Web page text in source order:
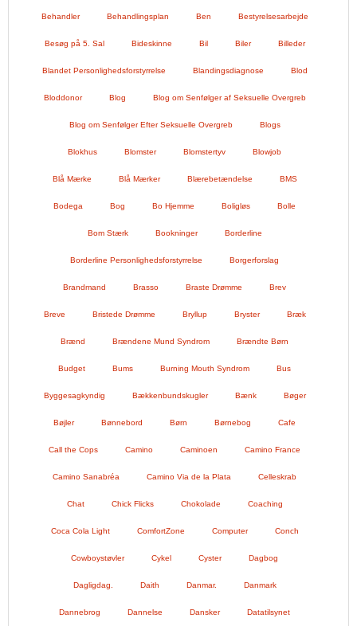
Behandler Behandlingsplan Ben Bestyrelsesarbejde
Besøg på 5. Sal Bideskinne Bil Biler Billeder
Blandet Personlighedsforstyrrelse Blandingsdiagnose Blod
Bloddonor Blog Blog om Senfølger af Seksuelle Overgreb
Blog om Senfølger Efter Seksuelle Overgreb Blogs
Blokhus Blomster Blomstertyv Blowjob
Blå Mærke Blå Mærker Blærebetændelse BMS
Bodega Bog Bo Hjemme Boligløs Bolle
Bom Stærk Bookninger Borderline
Borderline Personlighedsforstyrrelse Borgerforslag
Brandmand Brasso Braste Drømme Brev
Breve Bristede Drømme Bryllup Bryster Bræk
Brænd Brændene Mund Syndrom Brændte Børn
Budget Bums Burning Mouth Syndrom Bus
Byggesagkyndig Bækkenbundskugler Bænk Bøger
Bøjler Bønnebord Børn Børnebog Cafe
Call the Cops Camino Caminoen Camino France
Camino Sanabréa Camino Via de la Plata Celleskrab
Chat Chick Flicks Chokolade Coaching
Coca Cola Light ComfortZone Computer Conch
Cowboystøvler Cykel Cyster Dagbog
Dagligdag. Daith Danmar. Danmark
Dannebrog Dannelse Dansker Datatilsynet